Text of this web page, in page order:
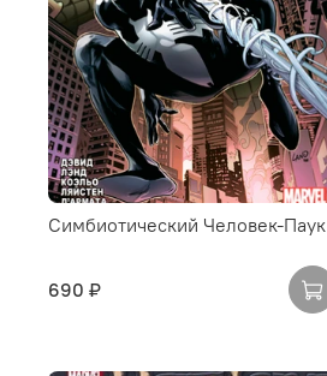
Симбиотический Человек-Паук
690 ₽